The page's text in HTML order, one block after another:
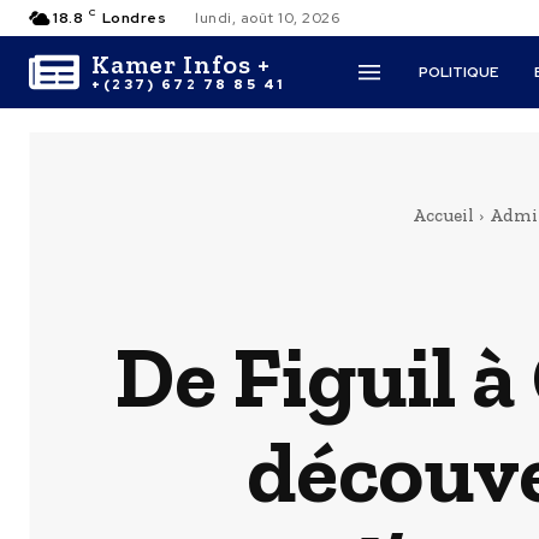
18.8 C Londres lundi, août 10, 2026
Kamer Infos +
+(237) 672 78 85 41
POLITIQUE
Accueil
De Figuil